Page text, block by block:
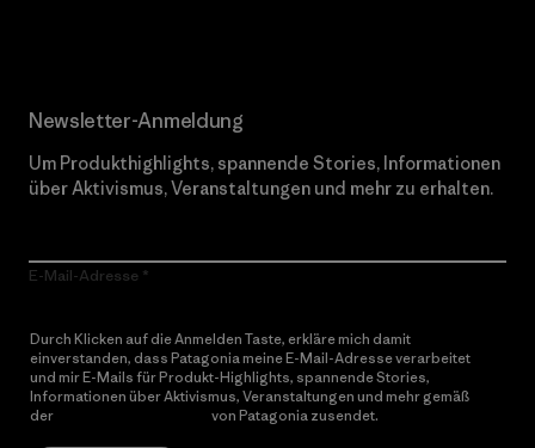
Newsletter-Anmeldung
Um Produkthighlights, spannende Stories, Informationen
über Aktivismus, Veranstaltungen und mehr zu erhalten.
E-Mail-Adresse
Durch Klicken auf die Anmelden Taste, erkläre mich damit
einverstanden, dass Patagonia meine E-Mail-Adresse verarbeitet
und mir E-Mails für Produkt-Highlights, spannende Stories,
Informationen über Aktivismus, Veranstaltungen und mehr gemäß
der
von Patagonia zusendet.